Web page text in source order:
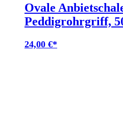
Ovale
Peddigrohrgriff,
24,00 €